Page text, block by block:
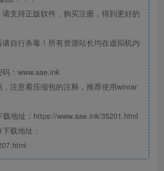
支持正版软件，购买注册，得到更好的
自行杀毒！所有资源站长均在虚拟机内
：www.aae.ink
注意看压缩包的注释，推荐使用winrar
地址：https://www.aae.ink/35201.html
载地址：